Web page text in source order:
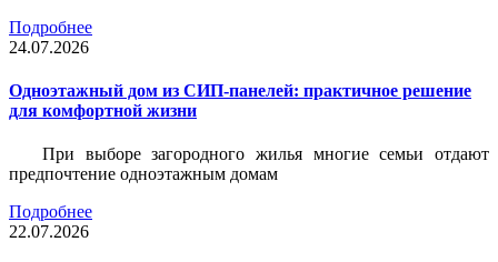
Подробнее
24.07.2026
Одноэтажный дом из СИП-панелей: практичное решение
для комфортной жизни
При выборе загородного жилья многие семьи отдают
предпочтение одноэтажным домам
Подробнее
22.07.2026